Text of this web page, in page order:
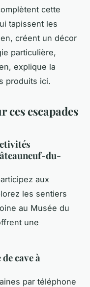
cette
tapissent les
créent un décor
particulière,
explique la
produits ici.
ces escapades
du-
aux
les sentiers
au Musée du
une
cave à
par téléphone